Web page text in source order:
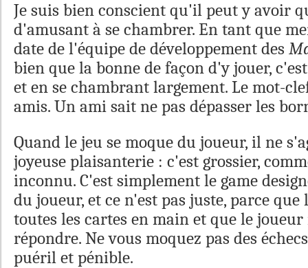
Je suis bien conscient qu'il peut y avoir
d'amusant à se chambrer. En tant que
date de l'équipe de développement des
bien que la bonne de façon d'y jouer,
et en se chambrant largement. Le mot-
amis. Un ami sait ne pas dépasser les
Quand le jeu se moque du joueur, il ne
joyeuse plaisanterie : c'est grossier,
inconnu. C'est simplement le game
du joueur, et ce n'est pas juste, parce que
toutes les cartes en main et que le joueur
répondre. Ne vous moquez pas des
puéril et pénible.